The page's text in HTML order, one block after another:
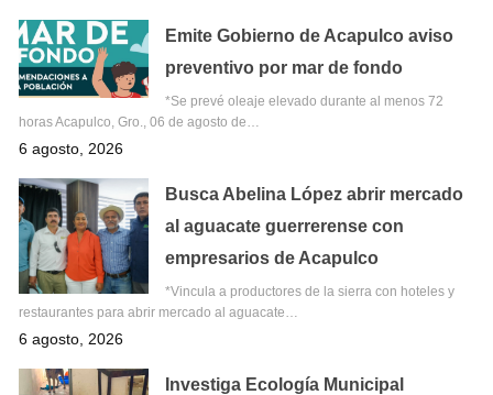
Emite Gobierno de Acapulco aviso
preventivo por mar de fondo
*Se prevé oleaje elevado durante al menos 72
horas Acapulco, Gro., 06 de agosto de…
6 agosto, 2026
Busca Abelina López abrir mercado
al aguacate guerrerense con
empresarios de Acapulco
*Vincula a productores de la sierra con hoteles y
restaurantes para abrir mercado al aguacate…
6 agosto, 2026
Investiga Ecología Municipal